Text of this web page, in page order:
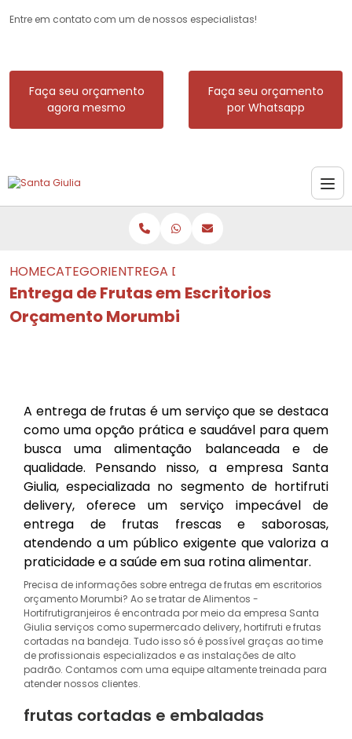
Entre em contato com um de nossos especialistas!
Faça seu orçamento
agora mesmo
Faça seu orçamento
por Whatsapp
HOMECATEGORIASENTREGA DE FRUTAS EM
Entrega de Frutas em Escritorios
Orçamento Morumbi
A entrega de frutas é um serviço que se destaca
como uma opção prática e saudável para quem
busca uma alimentação balanceada e de
qualidade. Pensando nisso, a empresa Santa
Giulia, especializada no segmento de hortifruti
delivery, oferece um serviço impecável de
entrega de frutas frescas e saborosas,
atendendo a um público exigente que valoriza a
praticidade e a saúde em sua rotina alimentar.
Precisa de informações sobre entrega de frutas em escritorios
orçamento Morumbi? Ao se tratar de Alimentos -
Hortifrutigranjeiros é encontrada por meio da empresa Santa
Giulia serviços como supermercado delivery, hortifruti e frutas
cortadas na bandeja. Tudo isso só é possível graças ao time
de profissionais especializados e as instalações de alto
padrão. Contamos com uma equipe altamente treinada para
atender nossos clientes.
frutas cortadas e embaladas